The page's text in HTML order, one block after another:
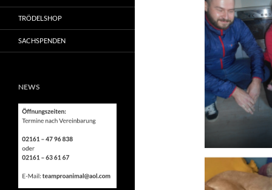
TRÖDELSHOP
SACHSPENDEN
NEWS